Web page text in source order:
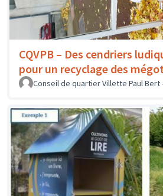
CQVPB – Des cendriers
pour un recyclage des
Conseil de quartier Villette Paul Bert